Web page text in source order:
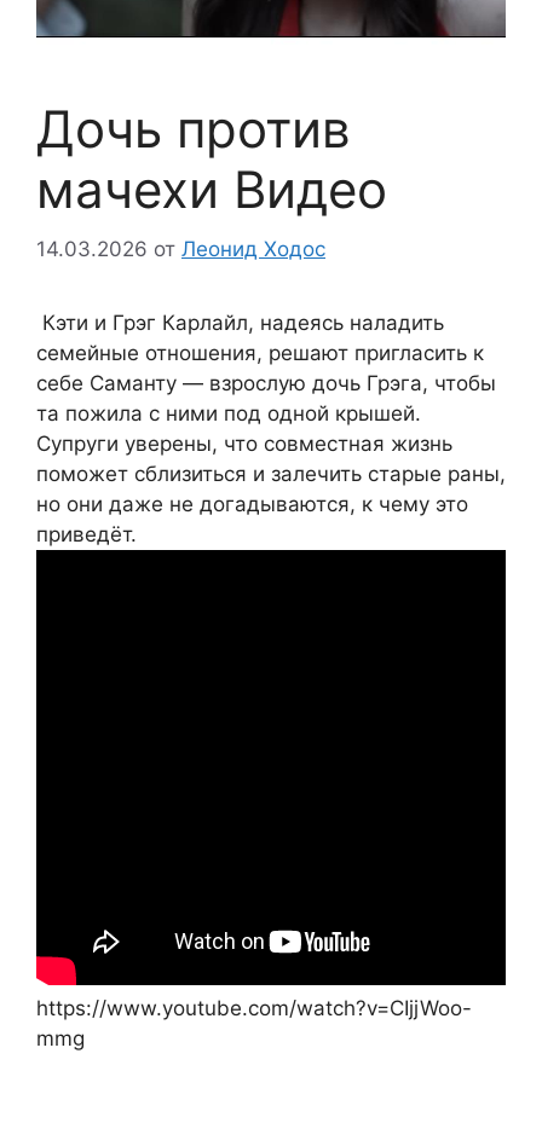
Дочь против
мачехи Видео
14.03.2026 от Леонид Ходос
Кэти и Грэг Карлайл, надеясь наладить
семейные отношения, решают пригласить к
себе Саманту — взрослую дочь Грэга, чтобы
та пожила с ними под одной крышей.
Супруги уверены, что совместная жизнь
поможет сблизиться и залечить старые раны,
но они даже не догадываются, к чему это
приведёт.
https://www.youtube.com/watch?v=CIjjWoo-
mmg